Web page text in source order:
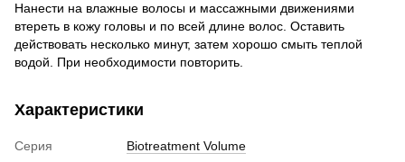
Нанести на влажные волосы и массажными движениями
втереть в кожу головы и по всей длине волос. Оставить
действовать несколько минут, затем хорошо смыть теплой
водой. При необходимости повторить.
Характеристики
Серия
Biotreatment Volume